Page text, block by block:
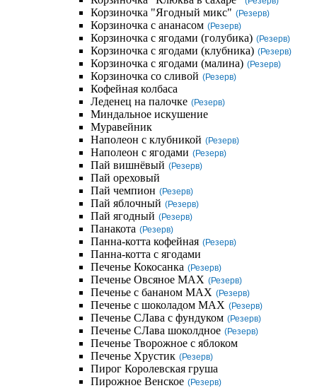
Корзиночка "Ягодный микс" (Резерв)
Корзиночка с ананасом (Резерв)
Корзиночка с ягодами (голубика) (Резерв)
Корзиночка с ягодами (клубника) (Резерв)
Корзиночка с ягодами (малина) (Резерв)
Корзиночка со сливой (Резерв)
Кофейная колбаса
Леденец на палочке (Резерв)
Миндальное искушение
Муравейник
Наполеон с клубникой (Резерв)
Наполеон с ягодами (Резерв)
Пай вишнёвый (Резерв)
Пай ореховый
Пай чемпион (Резерв)
Пай яблочный (Резерв)
Пай ягодный (Резерв)
Панакота (Резерв)
Панна-котта кофейная (Резерв)
Панна-котта с ягодами
Печенье Кокосанка (Резерв)
Печенье Овсяное MAX (Резерв)
Печенье с бананом MAX (Резерв)
Печенье с шоколадом MAX (Резерв)
Печенье СЛава с фундуком (Резерв)
Печенье СЛава шоколдное (Резерв)
Печенье Творожное с яблоком
Печенье Хрустик (Резерв)
Пирог Королевская груша
Пирожное Венское (Резерв)